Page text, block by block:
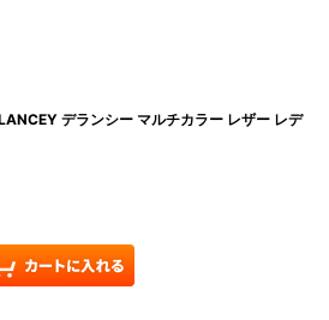
デランシー マルチカラー レザー レデ